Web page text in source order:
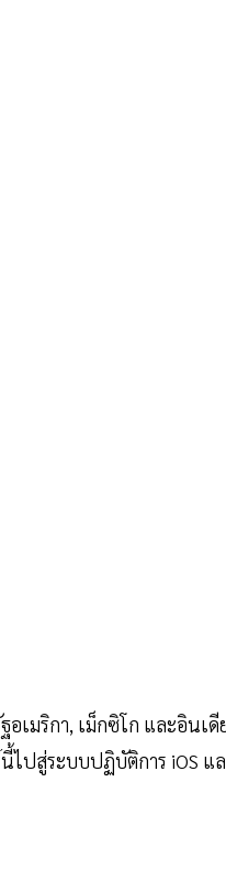
เมริกา, เม็กซิโก และอินเดี
ปสู่ระบบปฏิบัติการ iOS แ